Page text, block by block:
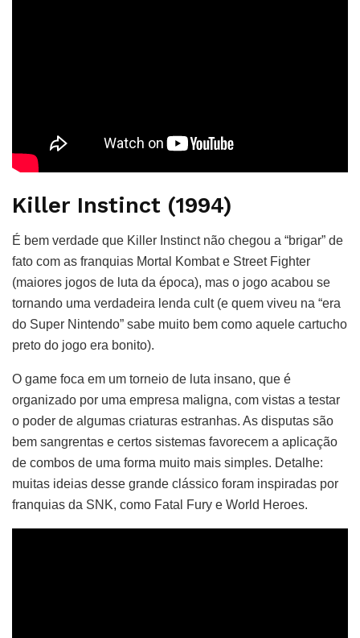
Killer Instinct (1994)
É bem verdade que Killer Instinct não chegou a “brigar” de
fato com as franquias Mortal Kombat e Street Fighter
(maiores jogos de luta da época), mas o jogo acabou se
tornando uma verdadeira lenda cult (e quem viveu na “era
do Super Nintendo” sabe muito bem como aquele cartucho
preto do jogo era bonito).
O game foca em um torneio de luta insano, que é
organizado por uma empresa maligna, com vistas a testar
o poder de algumas criaturas estranhas. As disputas são
bem sangrentas e certos sistemas favorecem a aplicação
de combos de uma forma muito mais simples. Detalhe:
muitas ideias desse grande clássico foram inspiradas por
franquias da SNK, como Fatal Fury e World Heroes.